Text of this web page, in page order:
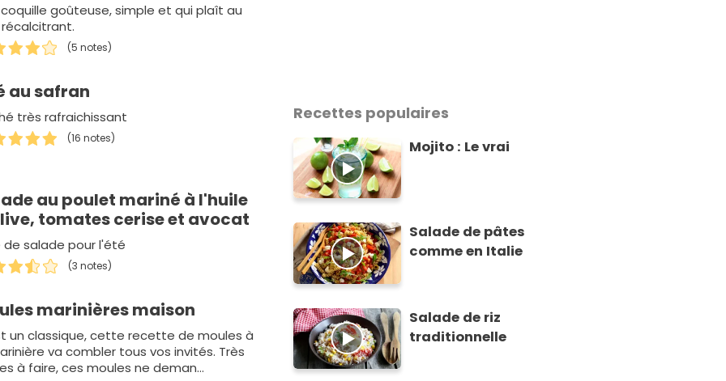
goûteuse, simple et qui plaît au
(5 notes)
au safran
très rafraichissant
(16 notes)
au poulet mariné à l'huile
tomates cerise et avocat
de salade pour l'été
(3 notes)
marinières maison
un classique, cette recette de moules à
va combler tous vos invités. Très
à faire, ces moules ne deman…
Recettes populaires
Mojito : Le vrai
Salade de pâtes
comme en Italie
Salade de riz
traditionnelle